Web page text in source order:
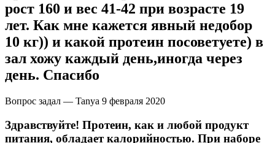
Таурин
Глютамин
рост 160 и вес 41-42 при возрасте 19
лет. Как мне кажется явный недобор
10 кг)) и какой протеин посоветуете) в
зал хожу каждый день,иногда через
день. Спасибо
Вопрос задал — Tanya 9 февраля 2020
Здравствуйте! Протеин, как и любой продукт
питания, обладает калорийностью. При наборе